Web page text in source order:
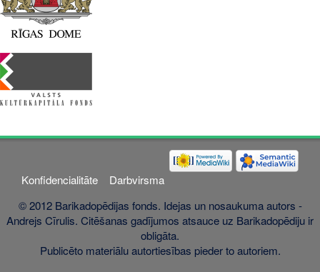
Konfidencialitāte
Darbvirsma
© 2012 Barikadopēdijas fonds. Idejas un nosaukuma autors -
Andrejs Cīrulis. Citēšanas gadījumos atsauce uz Barikadopēdiju ir
obligāta.
Publicēto materiālu autortiesības pieder to autoriem.